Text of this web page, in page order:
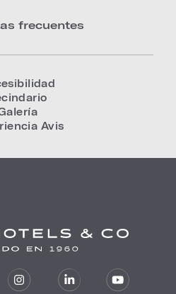
frecuentes
Avis